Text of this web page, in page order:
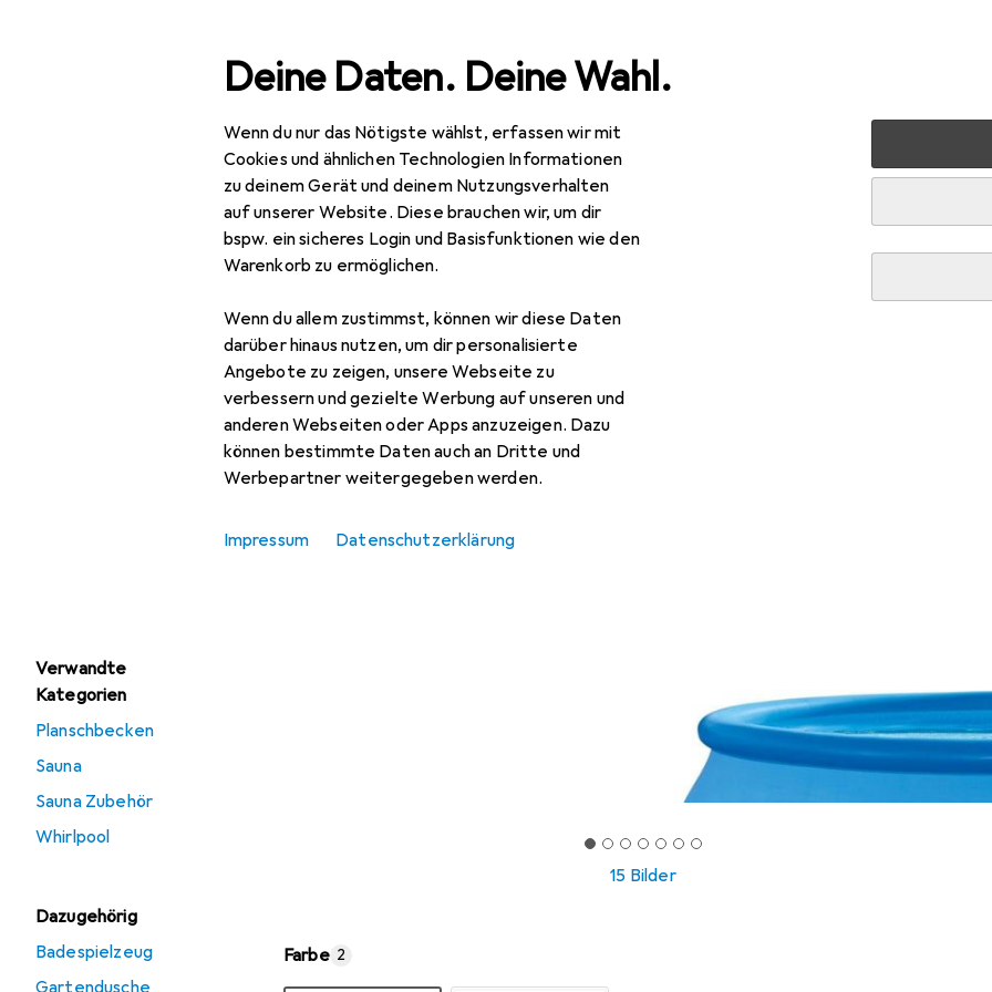
Deine Daten. Deine Wahl.
Wenn du nur das Nötigste wählst, erfassen wir mit
Cookies und ähnlichen Technologien Informationen
zu deinem Gerät und deinem Nutzungsverhalten
auf unserer Website. Diese brauchen wir, um dir
bspw. ein sicheres Login und Basisfunktionen wie den
Warenkorb zu ermöglichen.
Wenn du allem zustimmst, können wir diese Daten
darüber hinaus nutzen, um dir personalisierte
Angebote zu zeigen, unsere Webseite zu
verbessern und gezielte Werbung auf unseren und
anderen Webseiten oder Apps anzuzeigen. Dazu
können bestimmte Daten auch an Dritte und
Werbepartner weitergegeben werden.
Impressum Datenschutzerklärung
Navigation nach Kategorien
Verwandte
Kategorien
Planschbecken
Sauna
Sauna Zubehör
Whirlpool
Dazugehörig
Badespielzeug
Gartendusche
Gesamtsortiment Baumarkt + Garten
15 Bilder
Farbe 2